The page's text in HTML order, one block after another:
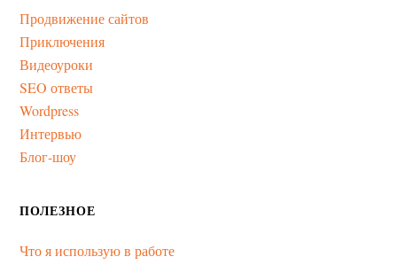
Продвижение сайтов
Приключения
Видеоуроки
SEO ответы
Wordpress
Интервью
Блог-шоу
ПОЛЕЗНОЕ
Что я использую в работе